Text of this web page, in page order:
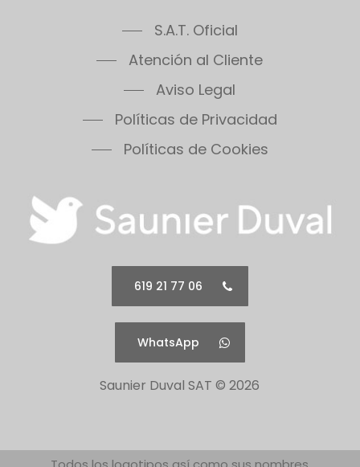
S.A.T. Oficial
Atención al Cliente
Aviso Legal
Políticas de Privacidad
Políticas de Cookies
619 21 77 06
WhatsApp
Saunier Duval SAT ©2026